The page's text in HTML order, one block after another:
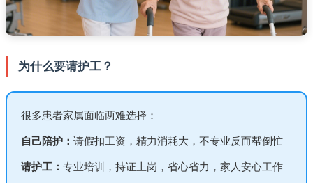
为什么要请护工？
很多患者家属面临两难选择：
自己陪护： 请假扣工资，精力消耗大，不专业反而帮倒忙
请护工： 专业培训，持证上岗，省心省力，家人安心工作